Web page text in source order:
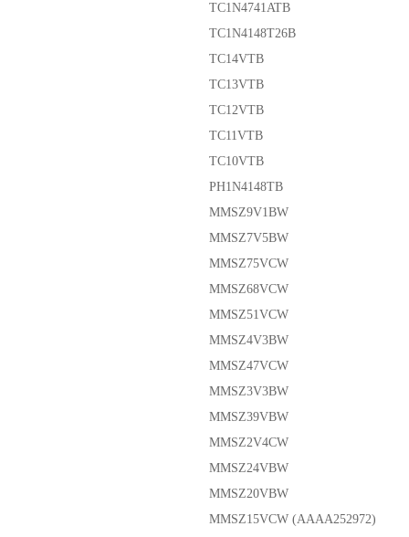
TC1N4741ATB
TC1N4148T26B
TC14VTB
TC13VTB
TC12VTB
TC11VTB
TC10VTB
PH1N4148TB
MMSZ9V1BW
MMSZ7V5BW
MMSZ75VCW
MMSZ68VCW
MMSZ51VCW
MMSZ4V3BW
MMSZ47VCW
MMSZ3V3BW
MMSZ39VBW
MMSZ2V4CW
MMSZ24VBW
MMSZ20VBW
MMSZ15VCW (AAAA252972)